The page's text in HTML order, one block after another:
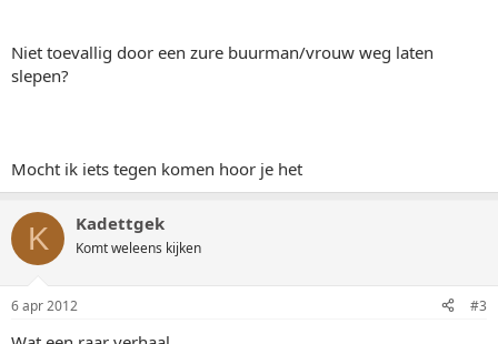
Niet toevallig door een zure buurman/vrouw weg laten
slepen?
Mocht ik iets tegen komen hoor je het
K Kadettgek
Komt weleens kijken
6 apr 2012 #3